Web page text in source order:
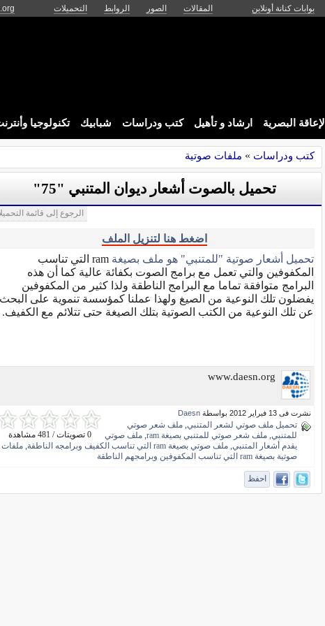
بوابات كنانة أونلاين المقالات الصور الروابط التحميلات
الإعاقة البصرية ارشاد و تأهيل كتب ودراسات شبابيك تكنولوجيا
كتب ودراسات » ملفات صوتية
تحميل بالصوت أشعار ديوان المتنبي "75"
الرجوع إلى قائمة
اضغط هنا لتنزيل الملف
تحميل أشعار صوتية "للمتنبي" هو ملف بصيغة
ram التي تناسب
المكفوفين والتي تعمل مع برامج الصوت بكفائة عالية كما أن هذه
البرامج متوافقة تماما مع البرامج الناطقة ولذا كثير من المكفوفين
يفضلون تلك النوعية من الصيغ ولهذا عملنا كمؤسسة تنموية على البحث
عن تلك النوعية من الكتب الصوتية بتلك الصيغة حتى تتلائم مع الكفيف.
www.daesn.org
0 تصويتات / 481 مشاهدة
نشرت فى 13 فبراير 2012 بواسطة Daesn
تحميل ملف صوتي لشعر المتنبي ملف شعر صوتي
للمتنبي ملف شعر صوتي للمتنبي بصيغة ram
ملف صوتي
يقدم أشعار المتنبي ملف صوتي بصيغة ram التي تناسب الكفيف وبرامجه الناطقة
ملفات
صوتية بصيغة ram التي تناسب المكفوفين وبرامجهم الناطقة
احفظ